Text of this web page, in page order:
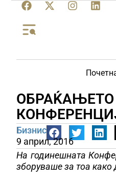
ОБРАЌАЊЕТО
Бизнис
9 април, 2016
На годинешната
зборуваше за тоа како